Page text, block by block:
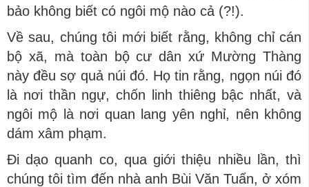
bảo không biết có ngôi mộ nào cả (?!).
Về sau, chúng tôi mới biết rằng, không chỉ cán
bộ xã, mà toàn bộ cư dân xứ Mường Thàng
này đều sợ quả núi đó. Họ tin rằng, ngọn núi đó
là nơi thần ngự, chốn linh thiêng bậc nhất, và
ngôi mộ là nơi quan lang yên nghỉ, nên không
dám xâm phạm.
Đi dạo quanh co, qua giới thiệu nhiều lần, thì
chúng tôi tìm đến nhà anh Bùi Văn Tuấn, ở xóm